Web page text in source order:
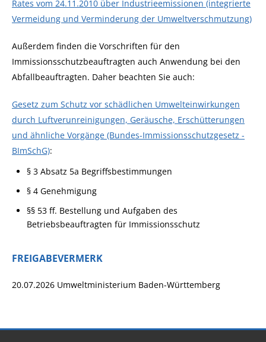
Rates vom 24.11.2010 über Industrieemissionen (integrierte
Vermeidung und Verminderung der Umweltverschmutzung)
Außerdem finden die Vorschriften für den
Immissionsschutzbeauftragten auch Anwendung bei den
Abfallbeauftragten. Daher beachten Sie auch:
Gesetz zum Schutz vor schädlichen Umwelteinwirkungen
durch Luftverunreinigungen, Geräusche, Erschütterungen
und ähnliche Vorgänge (Bundes-Immissionsschutzgesetz -
BImSchG):
§ 3 Absatz 5a Begriffsbestimmungen
§ 4 Genehmigung
§§ 53 ff. Bestellung und Aufgaben des
Betriebsbeauftragten für Immissionsschutz
FREIGABEVERMERK
20.07.2026 Umweltministerium Baden-Württemberg